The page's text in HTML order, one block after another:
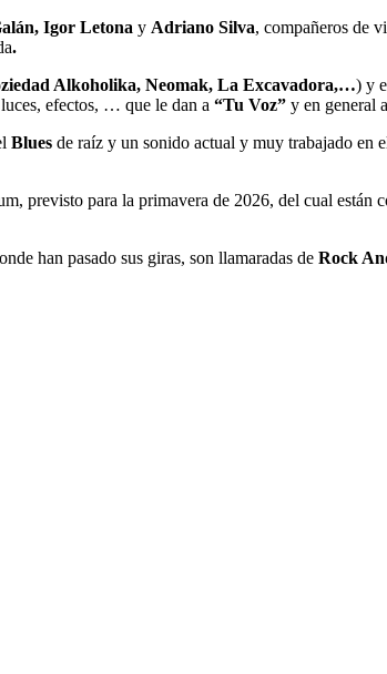
Igor Letona y Adriano Silva, compañeros de
.
Alkoholika, Neomak, La Excavadora,…) y
efectos, … que le dan a “Tu Voz” y en general a
Blues de raíz y un sonido actual y muy trabajado en
previsto para la primavera de 2026, del cual están
han pasado sus giras, son llamaradas de Rock